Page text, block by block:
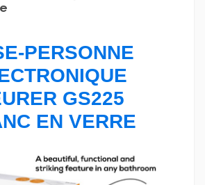
PERSONNE
GS225
EN VERRE